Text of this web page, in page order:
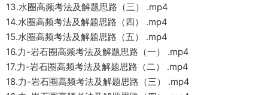
13.水圈高频考法及解题思路（三） .mp4
14.水圈高频考法及解题思路（四） .mp4
15.水圈高频考法及解题思路（五） .mp4
16.力-岩石圈高频考法及解题思路（一） .mp4
17.力-岩石圈高频考法及解题思路（二） .mp4
18.力-岩石圈高频考法及解题思路（三） .mp4